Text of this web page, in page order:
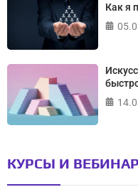
Как я
КУРСЫ И